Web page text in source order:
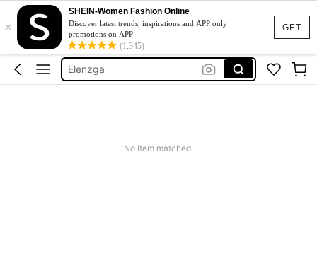
GET
×
SHEIN-Women Fashion Online
Discover latest trends, inspirations and APP only
promotions on APP
(1,345)
เดรสขาว
เสื้ออชายหาดผู้หญิง
Elenzga
No item matched.